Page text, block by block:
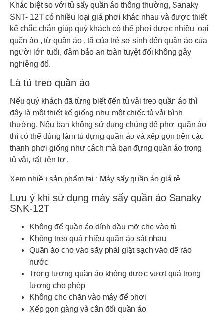
Khác biệt so với tủ sấy quần áo thông thường, Sanaky
SNT- 12T có nhiều loại giá phơi khác nhau và được thiết
kế chắc chắn giúp quý khách có thể phơi được nhiều loại
quần áo , từ quần áo , tã của trẻ sơ sinh đến quần áo của
người lớn tuổi, đảm bảo an toàn tuyệt đối không gây
nghiêng đổ.
Là tủ treo quần áo
Nếu quý khách đã từng biết đến tủ vải treo quần áo thì
đây là một thiết kế giống như một chiếc tủ vải bình
thường. Nếu bạn không sử dụng chúng để phơi quần áo
thì có thể dùng làm tủ đựng quần áo và xếp gọn trên các
thanh phơi giống như cách mà bạn đựng quần áo trong
tủ vải, rất tiện lợi.
Xem nhiều sản phẩm tại : Máy sấy quần áo giá rẻ
Lưu ý khi sử dụng máy sấy quần áo Sanaky
SNK-12T
Không để quần áo dính dầu mỡ cho vào tủ
Không treo quá nhiều quần áo sát nhau
Quần áo cho vào sấy phải giặt sạch vào để ráo
nước
Trọng lượng quần áo không được vượt quá trọng
lượng cho phép
Không cho chăn vào máy để phơi
Xếp gọn gàng và cân đối quần áo